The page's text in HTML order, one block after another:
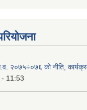
२०७५÷०७६ को नीति,
11:53